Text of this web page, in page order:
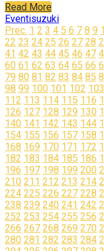
Read More
Eventisuzuki
Navigazione
articoli
Prec. 1 2 3 4 5 6 7 8 9
22 23 24 25 26 27 28
41 42 43 44 45 46 47
60 61 62 63 64 65 66
79 80 81 82 83 84 85
98 99 100 101 102 103
112 113 114 115 116
126 127 128 129 130
140 141 142 143 144
154 155 156 157 158
168 169 170 171 172
182 183 184 185 186
196 197 198 199 200
210 211 212 213 214
224 225 226 227 228
238 239 240 241 242
252 253 254 255 256
266 267 268 269 270
280 281 282 283 284